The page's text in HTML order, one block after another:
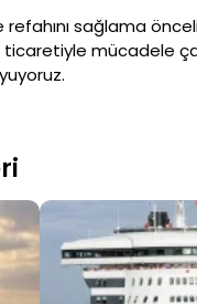
refahını sağlama
mücadele